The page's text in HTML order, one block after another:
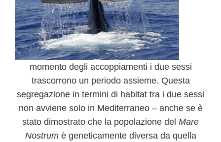
momento degli accoppiamenti i due sessi
trascorrono un periodo assieme. Questa
segregazione in termini di habitat tra i due sessi
non avviene solo in Mediterraneo – anche se è
stato dimostrato che la popolazione del Mare
Nostrumè geneticamente diversa da quella